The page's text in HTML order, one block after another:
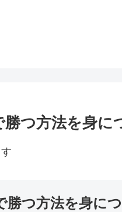
勝つ方法を身
勝つ方法を身に